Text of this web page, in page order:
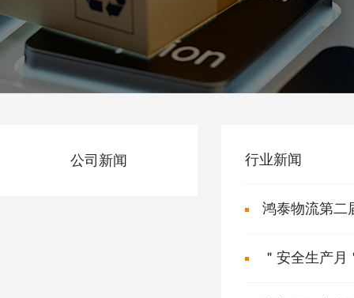
公司新闻 行业新闻
鸿泰物流第二
＂安全生产